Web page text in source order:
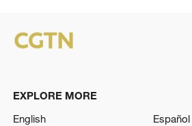
EXPLORE MORE
English
Español